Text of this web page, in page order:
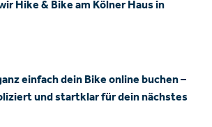
Hike & Bike am Kölner Haus in
einfach dein Bike online buchen –
und startklar für dein nächstes